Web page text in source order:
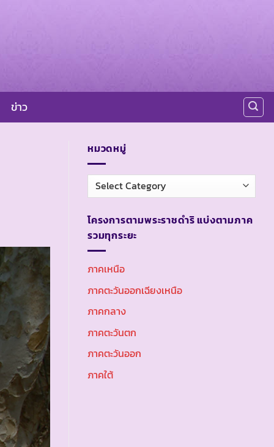
ข่าว
หมวดหมู่
หมวด
หมู่
โครงการตามพระราชดำริ แบ่งตามภาค
รวมทุกระยะ
ภาคเหนือ
ภาคตะวันออกเฉียงเหนือ
ภาคกลาง
ภาคตะวันตก
ภาคตะวันออก
ภาคใต้